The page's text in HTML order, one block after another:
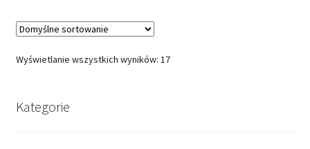
Wyświetlanie wszystkich wyników: 17
Kategorie